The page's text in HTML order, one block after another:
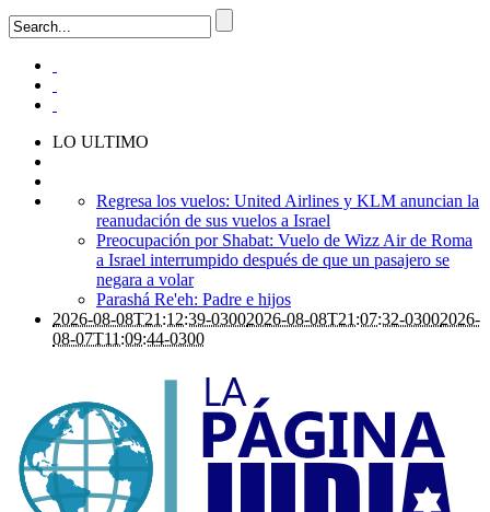
LO ULTIMO
Regresa los vuelos: United Airlines y KLM anuncian la
reanudación de sus vuelos a Israel
Preocupación por Shabat: Vuelo de Wizz Air de Roma
a Israel interrumpido después de que un pasajero se
negara a volar
Parashá Re'eh: Padre e hijos
2026-08-08T21:12:39-03002026-08-08T21:07:32-03002026-
08-07T11:09:44-0300